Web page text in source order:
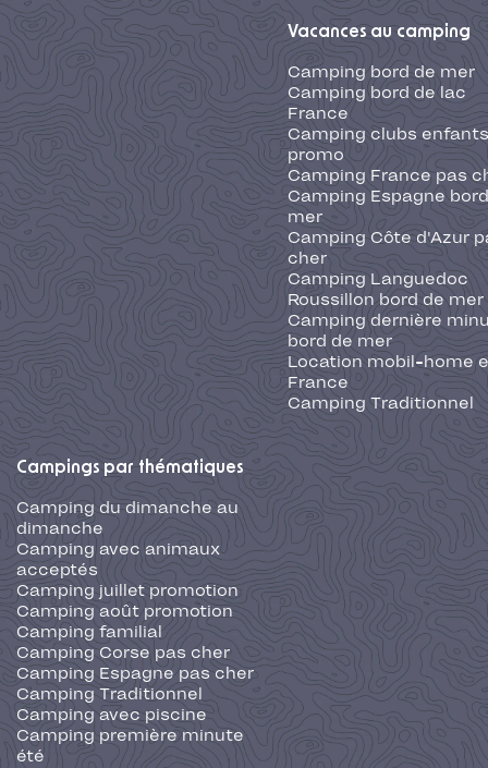
Vacances au camping
Camping bord de mer
Camping bord de lac
France
Camping clubs
promo
Camping France pas
Camping Espagne
mer
Camping Côte d'Azur
cher
Camping Languedoc
Roussillon bord de mer
Camping dernière
bord de mer
Location mobil-home
France
Camping Traditionnel
Campings par thématiques
Camping du dimanche au
dimanche
Camping avec animaux
acceptés
Camping juillet promotion
Camping août promotion
Camping familial
Camping Corse pas cher
Camping Espagne pas cher
Camping Traditionnel
Camping avec piscine
Camping première minute
été